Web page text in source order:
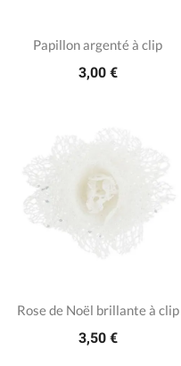
Papillon argenté à clip
3,00 €
Rose de Noël brillante à clip
3,50 €